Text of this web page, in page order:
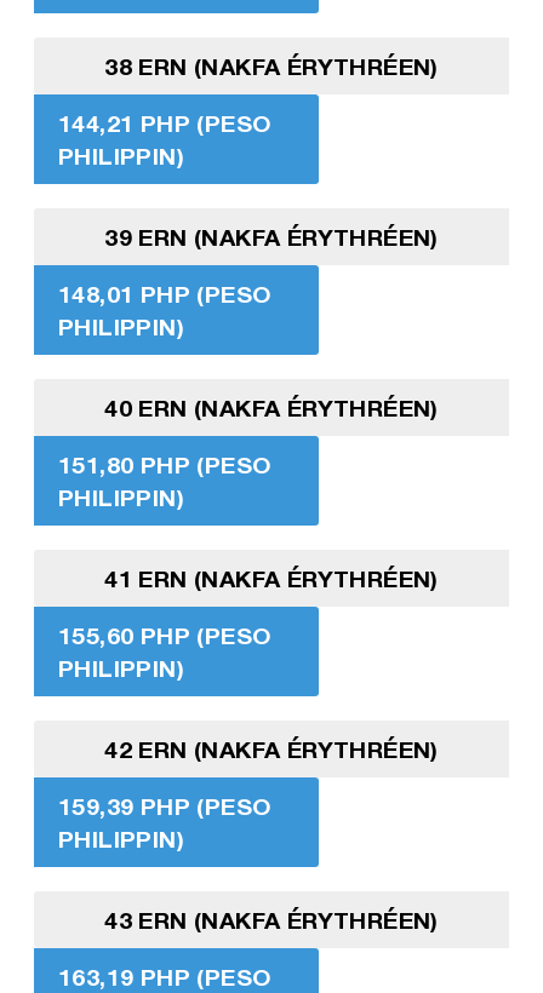
38 ERN (NAKFA ÉRYTHRÉEN)
144,21 PHP (PESO
PHILIPPIN)
39 ERN (NAKFA ÉRYTHRÉEN)
148,01 PHP (PESO
PHILIPPIN)
40 ERN (NAKFA ÉRYTHRÉEN)
151,80 PHP (PESO
PHILIPPIN)
41 ERN (NAKFA ÉRYTHRÉEN)
155,60 PHP (PESO
PHILIPPIN)
42 ERN (NAKFA ÉRYTHRÉEN)
159,39 PHP (PESO
PHILIPPIN)
43 ERN (NAKFA ÉRYTHRÉEN)
163,19 PHP (PESO